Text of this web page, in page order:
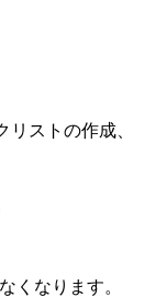
ストの作成、
くなります。